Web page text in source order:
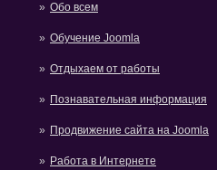
Обо всем
Обучение Joomla
Отдыхаем от работы
Познавательная информация
Продвижение сайта на Joomla
Работа в Интернете